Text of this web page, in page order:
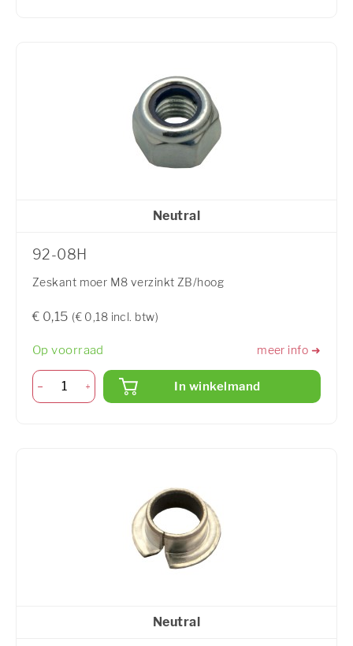
Neutral
92-08H
Zeskant moer M8 verzinkt ZB/hoog
€ 0,15 (€ 0,18 incl. btw)
Op voorraad meer info ➜
In winkelmand
Neutral